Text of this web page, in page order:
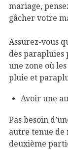
mariage,
gâcher votre
Assurez-vous
des parapluies
une zone où
pluie et
Avoir une
Pas besoin
autre tenue de
deuxième